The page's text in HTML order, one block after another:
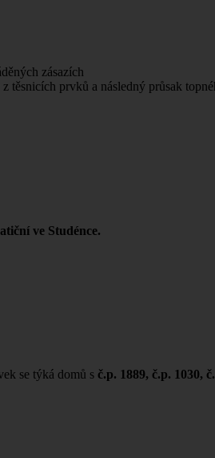
zásazích
těsnicích prvků a následný průsak
ve Studénce.
se týká domů s č.p. 1889, č.p. 1030,